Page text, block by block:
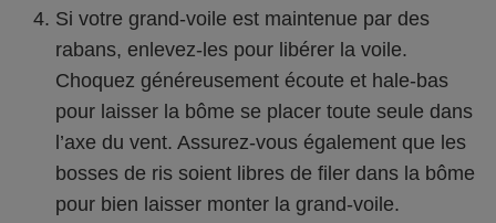
Si votre grand-voile est maintenue par des
rabans, enlevez-les pour libérer la voile.
Choquez généreusement écoute et hale-bas
pour laisser la bôme se placer toute seule dans
l’axe du vent. Assurez-vous également que les
bosses de ris soient libres de filer dans la bôme
pour bien laisser monter la grand-voile.